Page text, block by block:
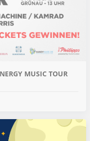
MUSIC TOUR